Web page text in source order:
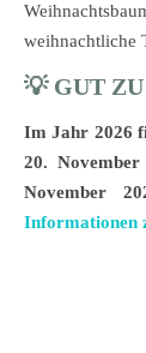
weihnachtliche
💡 GUT
Im Jahr 2026
20. November
November
Informationen